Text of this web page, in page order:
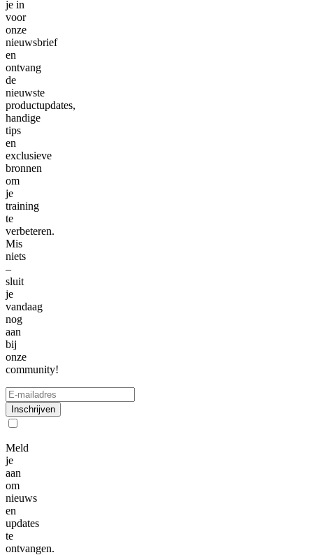
je in
voor
onze
nieuwsbrief
en
ontvang
de
nieuwste
productupdates,
handige
tips
en
exclusieve
bronnen
om
je
training
te
verbeteren.
Mis
niets
–
sluit
je
vandaag
nog
aan
bij
onze
community!
Inschrijven
Meld
je
aan
om
nieuws
en
updates
te
ontvangen.